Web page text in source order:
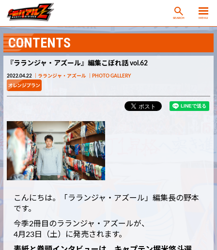
SEARCH MENU
CONTENTS
『ラランジャ・アズール』編集こぼれ話 vol.62
2022.04.22 ラランジャ・アズール PHOTO GALLERY
こんにちは。「ラランジャ・アズール」編集長の野本
です。
今季2冊目のラランジャ・アズールが、
4月23日（土）に発売されます。